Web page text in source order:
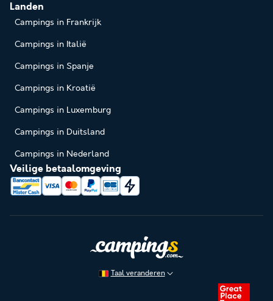
Landen
Campings in Frankrijk
Campings in Italië
Campings in Spanje
Campings in Kroatië
Campings in Luxemburg
Campings in Duitsland
Campings in Nederland
Veilige betaalomgeving
Taal veranderen